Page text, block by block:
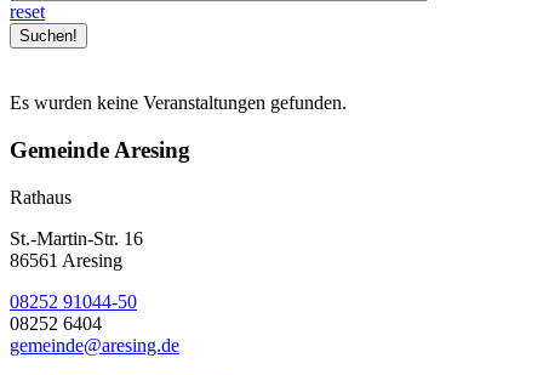
reset
Es wurden keine Veranstaltungen gefunden.
Gemeinde Aresing
Rathaus
St.-Martin-Str. 16
86561 Aresing
08252 91044-50
08252 6404
gemeinde@aresing.de